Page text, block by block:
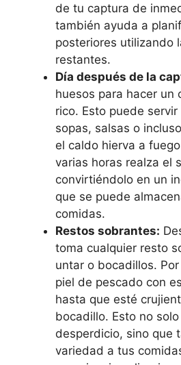
de tu captura de
también ayuda a
posteriores utilizando
restantes.
Día después de la
huesos para hacer un
rico. Esto puede
sopas, salsas o
el caldo hierva a
varias horas realza el
convirtiéndolo en un
que se puede
comidas.
Restos sobrantes:
toma cualquier resto
untar o bocadillos.
piel de pescado con
hasta que esté
bocadillo. Esto no
desperdicio, sino que
variedad a tus